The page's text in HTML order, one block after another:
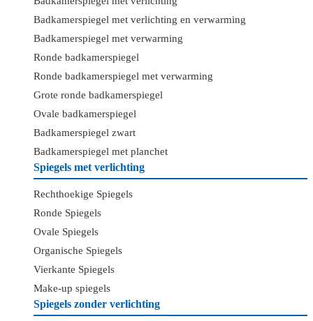
Badkamerspiegel met verlichting en verwarming
Badkamerspiegel met verwarming
Ronde badkamerspiegel
Ronde badkamerspiegel met verwarming
Grote ronde badkamerspiegel
Ovale badkamerspiegel
Badkamerspiegel zwart
Badkamerspiegel met planchet
Spiegels met verlichting
Rechthoekige Spiegels
Ronde Spiegels
Ovale Spiegels
Organische Spiegels
Vierkante Spiegels
Make-up spiegels
Spiegels zonder verlichting